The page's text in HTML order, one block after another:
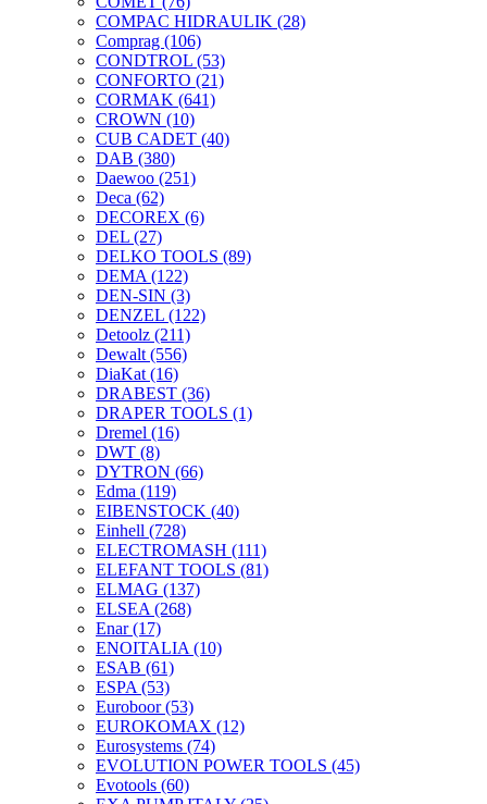
COMPAC HIDRAULIK (28)
Comprag (106)
CONDTROL (53)
CONFORTO (21)
CORMAK (641)
CROWN (10)
CUB CADET (40)
DAB (380)
Daewoo (251)
Deca (62)
DECOREX (6)
DEL (27)
DELKO TOOLS (89)
DEMA (122)
DEN-SIN (3)
DENZEL (122)
Detoolz (211)
Dewalt (556)
DiaKat (16)
DRABEST (36)
DRAPER TOOLS (1)
Dremel (16)
DWT (8)
DYTRON (66)
Edma (119)
EIBENSTOCK (40)
Einhell (728)
ELECTROMASH (111)
ELEFANT TOOLS (81)
ELMAG (137)
ELSEA (268)
Enar(17)
ENOITALIA (10)
ESAB (61)
ESPA (53)
Euroboor(53)
EUROKOMAX (12)
Eurosystems (74)
EVOLUTION POWER TOOLS (45)
Evotools (60)